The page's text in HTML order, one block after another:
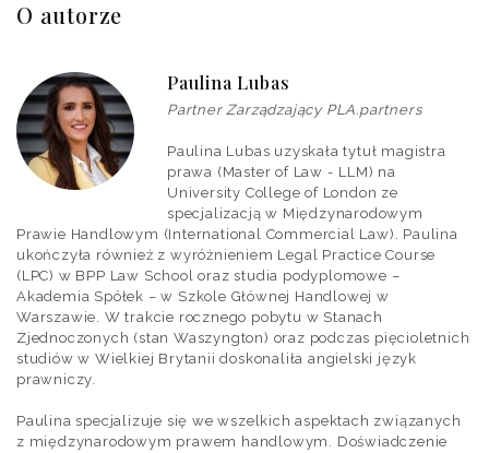
O autorze
Paulina Lubas
Partner Zarządzający PLA.partners
Paulina Lubas uzyskała tytuł magistra
prawa (Master of Law - LLM) na
University College of London ze
specjalizacją w Międzynarodowym
Prawie Handlowym (International Commercial Law). Paulina
ukończyła również z wyróżnieniem Legal Practice Course
(LPC) w BPP Law School oraz studia podyplomowe –
Akademia Spółek – w Szkole Głównej Handlowej w
Warszawie. W trakcie rocznego pobytu w Stanach
Zjednoczonych (stan Waszyngton) oraz podczas pięcioletnich
studiów w Wielkiej Brytanii doskonaliła angielski język
prawniczy.
Paulina specjalizuje się we wszelkich aspektach związanych
z międzynarodowym prawem handlowym. Doświadczenie